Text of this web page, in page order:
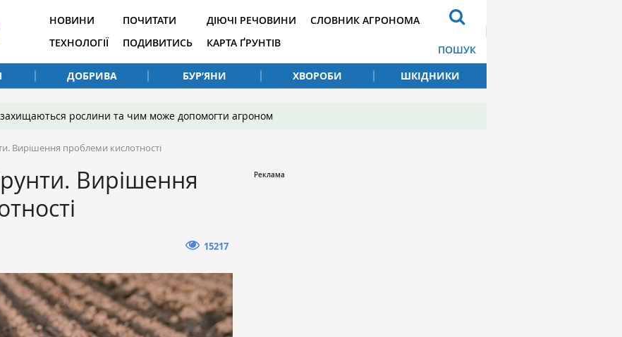
НОВИНИ
ТЕХНОЛОГІЇ
ПОЧИТАТИ
ПОДИВИТИСЬ
ДІЮЧІ РЕЧОВИНИ
КАРТА ҐРУНТІВ
СЛОВНИК АГРОНОМА
ПОШУК
ДОБРИВА БУР’ЯНИ ХВОРОБИ ШКІДНИКИ
захищаються рослини та чим може допомогти агроном
Вирішення проблеми кислотності
Вирішення
15217